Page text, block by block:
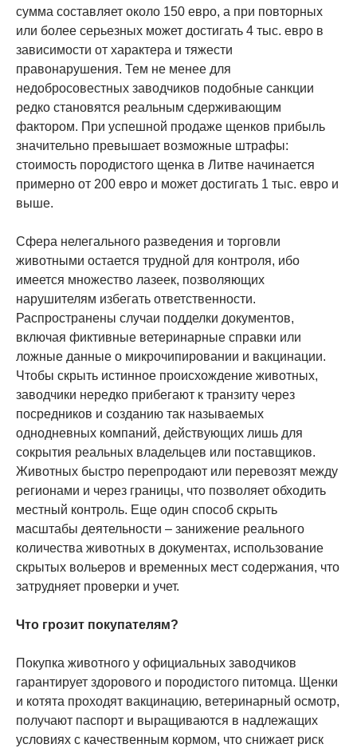
сумма составляет около 150 евро, а при повторных
или более серьезных может достигать 4 тыс. евро в
зависимости от характера и тяжести
правонарушения. Тем не менее для
недобросовестных заводчиков подобные санкции
редко становятся реальным сдерживающим
фактором. При успешной продаже щенков прибыль
значительно превышает возможные штрафы:
стоимость породистого щенка в Литве начинается
примерно от 200 евро и может достигать 1 тыс. евро и
выше.
Сфера нелегального разведения и торговли
животными остается трудной для контроля, ибо
имеется множество лазеек, позволяющих
нарушителям избегать ответственности.
Распространены случаи подделки документов,
включая фиктивные ветеринарные справки или
ложные данные о микрочипировании и вакцинации.
Чтобы скрыть истинное происхождение животных,
заводчики нередко прибегают к транзиту через
посредников и созданию так называемых
однодневных компаний, действующих лишь для
сокрытия реальных владельцев или поставщиков.
Животных быстро перепродают или перевозят между
регионами и через границы, что позволяет обходить
местный контроль. Еще один способ скрыть
масштабы деятельности – занижение реального
количества животных в документах, использование
скрытых вольеров и временных мест содержания, что
затрудняет проверки и учет.
Что грозит покупателям?
Покупка животного у официальных заводчиков
гарантирует здорового и породистого питомца. Щенки
и котята проходят вакцинацию, ветеринарный осмотр,
получают паспорт и выращиваются в надлежащих
условиях с качественным кормом, что снижает риск